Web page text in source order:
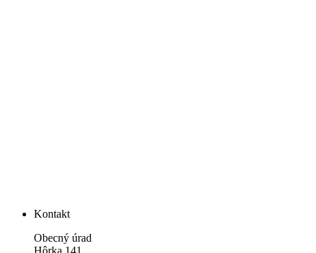
Kontakt
Obecný úrad